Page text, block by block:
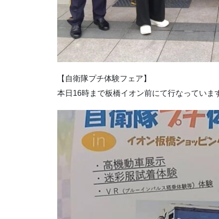
【自衛隊プチ体験フェア】
本日16時まで板橋イオン前にて行なっていま